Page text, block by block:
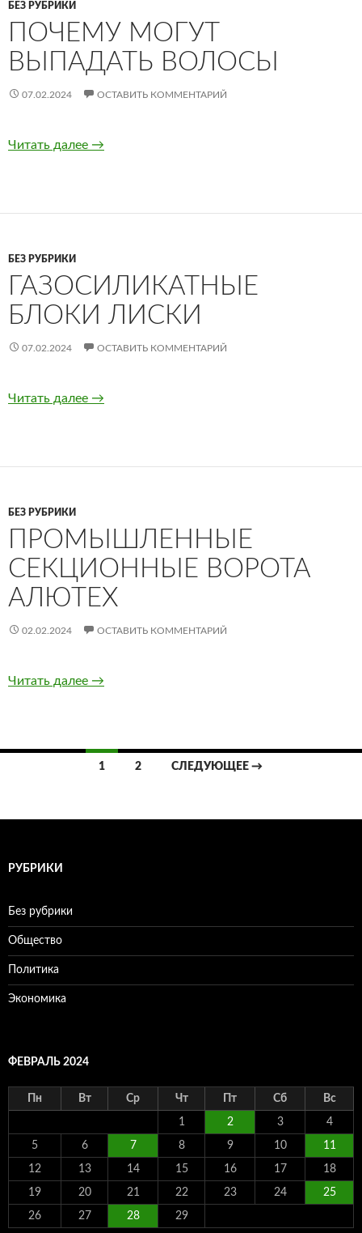
БЕЗ РУБРИКИ
ПОЧЕМУ МОГУТ
ВЫПАДАТЬ ВОЛОСЫ
07.02.2024 ОСТАВИТЬ КОММЕНТАРИЙ
Читать далее Почему могут выпадать волосы
→
БЕЗ РУБРИКИ
ГАЗОСИЛИКАТНЫЕ
БЛОКИ ЛИСКИ
07.02.2024 ОСТАВИТЬ КОММЕНТАРИЙ
Читать далее Газосиликатные блоки Лиски
→
БЕЗ РУБРИКИ
ПРОМЫШЛЕННЫЕ
СЕКЦИОННЫЕ ВОРОТА
АЛЮТЕХ
02.02.2024 ОСТАВИТЬ КОММЕНТАРИЙ
Читать далее Промышленные секционные ворота Алютех
→
по
1 2 СЛЕДУЮЩЕЕ →
РУБРИКИ
Без рубрики
Общество
Политика
Экономика
ФЕВРАЛЬ 2024
Пн Вт Ср Чт Пт Сб Вс
1 2 3 4
5 6 7 8 9 10 11
12 13 14 15 16 17 18
19 20 21 22 23 24 25
26 27 28 29